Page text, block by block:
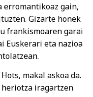
erromantikoaz gain,
Gizarte honek
frankismoaren garai
Euskerari eta nazioa
makal askoa da.
iragartzen